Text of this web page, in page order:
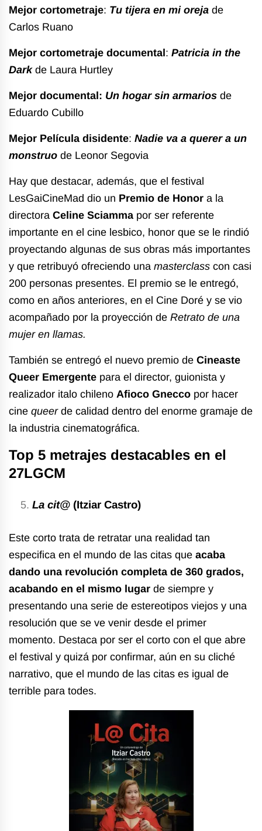
Mejor cortometraje: Tu tijera en mi oreja de
Carlos Ruano
Mejor cortometraje documental: Patricia in the
Dark de Laura Hurtley
Mejor documental: Un hogar sin armarios de
Eduardo Cubillo
Mejor Película disidente: Nadie va a querer a un
monstruo de Leonor Segovia
Hay que destacar, además, que el festival
LesGaiCineMad dio un Premio de Honor a la
directora Celine Sciamma por ser referente
importante en el cine lesbico, honor que se le rindió
proyectando algunas de sus obras más importantes
y que retribuyó ofreciendo una masterclass con casi
200 personas presentes. El premio se le entregó,
como en años anteriores, en el Cine Doré y se vio
acompañado por la proyección de Retrato de una
mujer en llamas.
También se entregó el nuevo premio de Cineaste
Queer Emergente para el director, guionista y
realizador italo chileno Afioco Gnecco por hacer
cine queerde calidad dentro del enorme gramaje de
la industria cinematográfica.
Top 5 metrajes destacables en el
27LGCM
La cit@ (Itziar Castro)
Este corto trata de retratar una realidad tan
especifica en el mundo de las citas que acaba
dando una revolución completa de 360 grados,
acabando en el mismo lugar de siempre y
presentando una serie de estereotipos viejos y una
resolución que se ve venir desde el primer
momento. Destaca por ser el corto con el que abre
el festival y quizá por confirmar, aún en su cliché
narrativo, que el mundo de las citas es igual de
terrible para todes.